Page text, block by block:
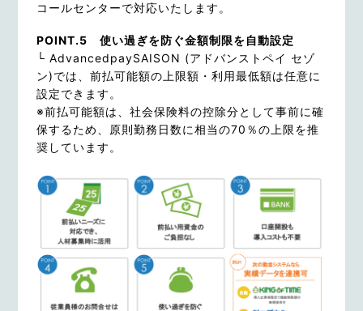
コールセンターで対応いたします。
POINT.5 使い過ぎを防ぐ金額制限を自動設定
└ AdvancedpaySAISON (アドバンストペイ セゾ
ン)では、前払可能額の上限額・利用最低額は任意に
設定できます。
※前払可能額は、社会保険料の控除分として事前に確
保するため、原則勤務日数に相当の70％の上限を推
奨しています。